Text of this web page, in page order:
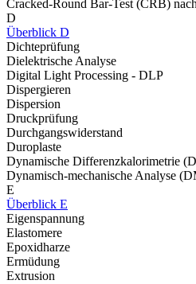
Cracked-Round Bar-Test (CRB)
D
Überblick D
Dichteprüfung
Dielektrische Analyse
Digital Light Processing - DLP
Dispergieren
Dispersion
Druckprüfung
Durchgangswiderstand
Duroplaste
Dynamische Differenzkalorimetrie
Dynamisch-mechanische Analyse
E
Überblick E
Eigenspannung
Elastomere
Epoxidharze
Ermüdung
Extrusion